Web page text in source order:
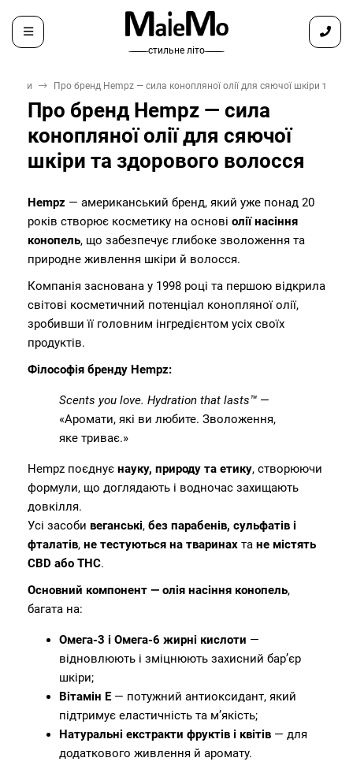
̶ ̶ ̶ ̶ ̶ ̶ ̶ стильне літо ̶ ̶ ̶ ̶ ̶ ̶ ̶
Бренди Про бренд Hempz — сила конопляної олії для сяючої шкіри та
Про бренд Hempz — сила
конопляної олії для сяючої
шкіри та здорового волосся
Hempz — американський бренд, який уже понад 20
років створює косметику на основі олії насіння
конопель, що забезпечує глибоке зволоження та
природне живлення шкіри й волосся.
Компанія заснована у 1998 році та першою відкрила
світові косметичний потенціал конопляної олії,
зробивши її головним інгредієнтом усіх своїх
продуктів.
Філософія бренду Hempz:
Scents you love. Hydration that lasts™ —
«Аромати, які ви любите. Зволоження,
яке триває.»
Hempz поєднує науку, природу та етику, створюючи
формули, що доглядають і водночас захищають
довкілля.
Усі засоби веганські, без парабенів, сульфатів і
фталатів, не тестуються на тваринах та не містять
CBD або THC.
Основний компонент — олія насіння конопель,
багата на:
Омега-3 і Омега-6 жирні кислоти —
відновлюють і зміцнюють захисний бар’єр
шкіри;
Вітамін E— потужний антиоксидант, який
підтримує еластичність та м’якість;
Натуральні екстракти фруктів і квітів — для
додаткового живлення й аромату.